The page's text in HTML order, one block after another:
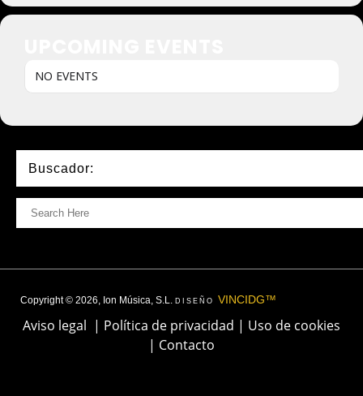
NO EVENTS
Buscador:
Copyright © 2026, Ion Música, S.L. DISEÑO VINCIDG™
Aviso legal | Política de privacidad | Uso de cookies
| Contacto